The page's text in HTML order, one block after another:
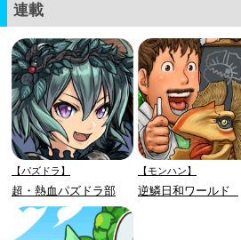
連載
【パズドラ】
超・熱血パズドラ部
【モンハン】
逆鱗日和ワールド